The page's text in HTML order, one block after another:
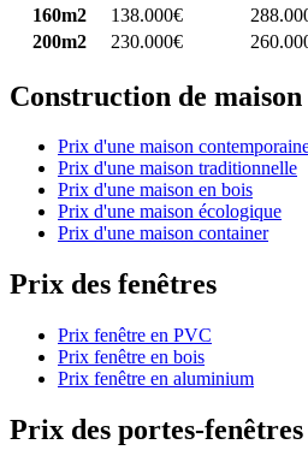
160m2
138.000€
200m2
230.000€
Construction de maison
Prix d'une maison
Prix d'une maison traditionnelle
Prix d'une maison en bois
Prix d'une maison écologique
Prix d'une maison container
Prix des fenêtres
Prix fenêtre en PVC
Prix fenêtre en bois
Prix fenêtre en aluminium
Prix des portes-fenêtres